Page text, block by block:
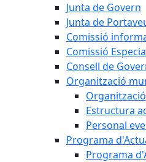
Junta de Govern
Junta de
Comissió
Comissió
Consell de
Organització
Estructura
Personal
Programa
Programa